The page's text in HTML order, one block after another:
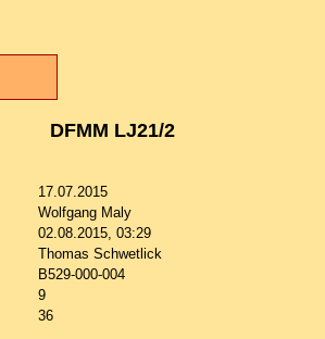
DFMM LJ21/2
17.07.2015
Wolfgang Maly
02.08.2015, 03:29
Thomas Schwetlick
B529-000-004
9
36